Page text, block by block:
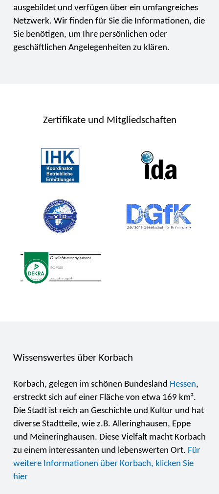
ausgebildet und verfügen über ein umfangreiches
Netzwerk. Wir finden für Sie die Informationen, die
Sie benötigen, um Ihre persönlichen oder
geschäftlichen Angelegenheiten zu klären.
Zertifikate und Mitgliedschaften
Wissenswertes über Korbach
Korbach, gelegen im schönen Bundesland Hessen,
erstreckt sich auf einer Fläche von etwa 169 km².
Die Stadt ist reich an Geschichte und Kultur und hat
diverse Stadtteile, wie z.B. Alleringhausen, Eppe
und Meineringhausen. Diese Vielfalt macht Korbach
zu einem interessanten und lebenswerten Ort. Für
weitere Informationen über Korbach, klicken Sie
hier